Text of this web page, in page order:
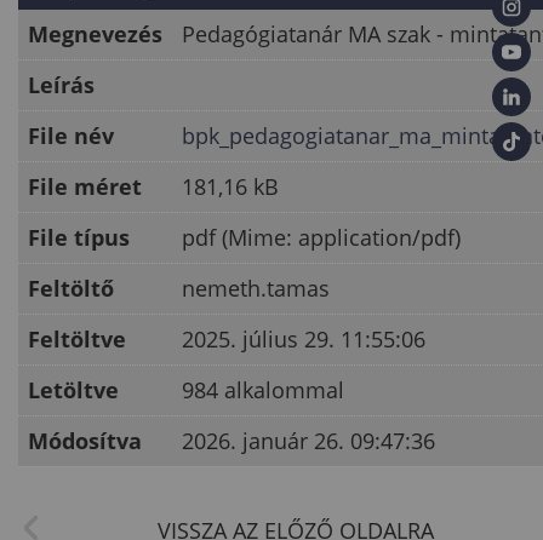
Megnevezés
Pedagógiatanár MA szak -
Leírás
File név
File méret
181,16 kB
File típus
pdf (Mime: application/pdf)
Feltöltő
nemeth.tamas
Feltöltve
2025. július 29. 11:55:06
Letöltve
984 alkalommal
Módosítva
2026. január 26. 09:47:36